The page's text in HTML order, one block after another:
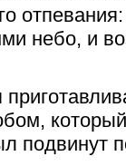
небо, и
подвинут